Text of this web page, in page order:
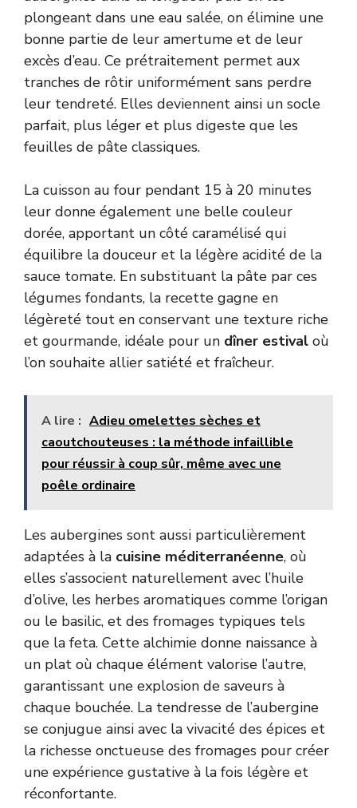
plongeant dans une eau salée, on élimine une
bonne partie de leur amertume et de leur
excès d’eau. Ce prétraitement permet aux
tranches de rôtir uniformément sans perdre
leur tendreté. Elles deviennent ainsi un socle
parfait, plus léger et plus digeste que les
feuilles de pâte classiques.
La cuisson au four pendant 15 à 20 minutes
leur donne également une belle couleur
dorée, apportant un côté caramélisé qui
équilibre la douceur et la légère acidité de la
sauce tomate. En substituant la pâte par ces
légumes fondants, la recette gagne en
légèreté tout en conservant une texture riche
et gourmande, idéale pour un dîner estival où
l’on souhaite allier satiété et fraîcheur.
A lire : Adieu omelettes sèches et
caoutchouteuses : la méthode infaillible
pour réussir à coup sûr, même avec une
poêle ordinaire
Les aubergines sont aussi particulièrement
adaptées à la cuisine méditerranéenne, où
elles s’associent naturellement avec l’huile
d’olive, les herbes aromatiques comme l’origan
ou le basilic, et des fromages typiques tels
que la feta. Cette alchimie donne naissance à
un plat où chaque élément valorise l’autre,
garantissant une explosion de saveurs à
chaque bouchée. La tendresse de l’aubergine
se conjugue ainsi avec la vivacité des épices et
la richesse onctueuse des fromages pour créer
une expérience gustative à la fois légère et
réconfortante.